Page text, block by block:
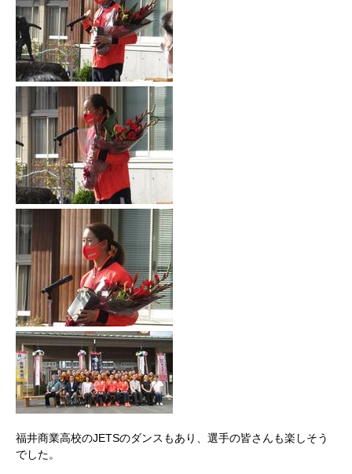
福井商業高校のJETSのダンスもあり、選手の皆さんも楽しそう
でした。